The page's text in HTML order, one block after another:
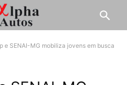
e SENAI-MG mobiliza jovens em busca